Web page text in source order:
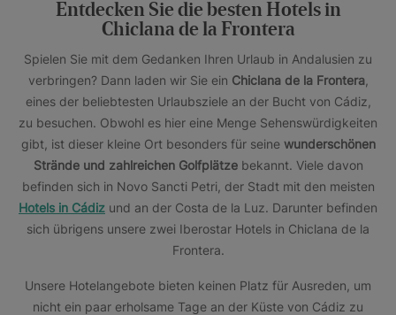
Entdecken Sie die besten Hotels in
Chiclana de la Frontera
Spielen Sie mit dem Gedanken Ihren Urlaub in Andalusien zu
verbringen? Dann laden wir Sie ein Chiclana de la Frontera,
eines der beliebtesten Urlaubsziele an der Bucht von Cádiz,
zu besuchen. Obwohl es hier eine Menge Sehenswürdigkeiten
gibt, ist dieser kleine Ort besonders für seine wunderschönen
Strände und zahlreichen Golfplätzebekannt. Viele davon
befinden sich in Novo Sancti Petri, der Stadt mit den meisten
Hotels in Cádiz und an der Costa de la Luz. Darunter befinden
sich übrigens unsere zwei Iberostar Hotels in Chiclana de la
Frontera.
Unsere Hotelangebote bieten keinen Platz für Ausreden, um
nicht ein paar erholsame Tage an der Küste von Cádiz zu